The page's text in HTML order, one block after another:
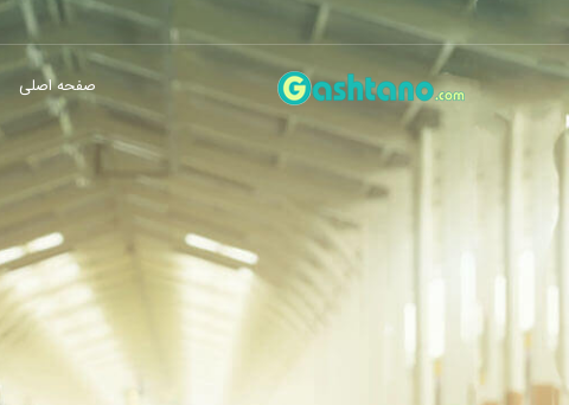
صفحه اصلی